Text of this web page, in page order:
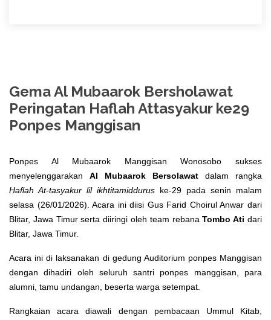
Gema Al Mubaarok Bersholawat
Peringatan Haflah Attasyakur ke29
Ponpes Manggisan
Ponpes Al Mubaarok Manggisan Wonosobo sukses
menyelenggarakan Al Mubaarok Bersolawat dalam rangka
Haflah At-tasyakur lil ikhtitamiddurus ke-29 pada senin malam
selasa (26/01/2026). Acara ini diisi Gus Farid Choirul Anwar dari
Blitar, Jawa Timur serta diiringi oleh team rebanaTombo Ati dari
Blitar, Jawa Timur.
Acara ini di laksanakan di gedung Auditorium ponpes Manggisan
dengan dihadiri oleh seluruh santri ponpes manggisan, para
alumni, tamu undangan, beserta warga setempat.
Rangkaian acara diawali dengan pembacaan Ummul Kitab,